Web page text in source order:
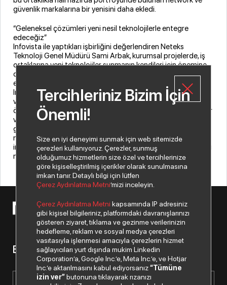
güvenlik markalarına bir yenisini daha ekledi.
“Geleneksel çözümleri yeni nesil teknolojilerle entegre
edeceğiz”
Infovista ile yaptıkları işbirliğini değerlendiren Neteks
Teknoloji Genel Müdürü Sami Arbak, kurumsal projelerde, iş
ortaklarına yeni teknolojiler sunmanın kendileri için önemine
dikkat çekti. Bu yeniliklerin kurumlarda var olan çözümlerle
entegre olabilmesinin gerekliliğine işaret eden Arbak,
InfoVista ile yapılan anlaşmanın bu alanda bir ilk olduğunu
vurguladı. Arbak konuyla ilgili ayrıca, “SDN teknolojileri
özellikle uygulama yönetimi alanında ciddi avantajlar sağlıyor
ve InfoVista çözümleri bu alanda ciddi fark yaratıyor. Artık
geleneksel yapıdaki ürün ve çözümlerin, mutlak suretle yeni
nesil teknolojilerle birleştirilerek sunulmasının gerektiğine
inandığımızdan, Infovista ile yapmış olduğumuz işbirliği, ticari
motivasyonumuza da büyük katkı sağlayacaktır dedi.
© 2026 Copyright Netex A.Ş. Tüm hakları saklıdır.
Bizden haberiniz olsun.
Tercihleriniz Bizim İçin
Önemli!
Size en iyi deneyimi sunmak için web sitemizde
çerezleri kullanıyoruz. Çerezler, sunmuş
olduğumuz hizmetlerin size özel ve tercihlerinize
göre kişiselleştirilmiş içerikler olarak sunulmasına
imkan tanır. Detaylı bilgi için lütfen
Çerez Aydınlatma Metni’mizi inceleyin.
Çerez Aydınlatma Metni kapsamında IP adresiniz
gibi kişisel bilgileriniz, platformdaki davranışlarınızı
gösteren ziyaret, tıklama ve gezinme verilerinizin
hedefleme, reklam ve sosyal medya çerezleri
vasıtasıyla işlenmesi amacıyla çerezlerin hizmet
sağlayıcıları yurt dışında mukim Linkedin
Corporation’a, Google Inc.’e, Meta Inc.’e, ve Hotjar
Inc.’e aktarılmasını kabul ediyorsanız“Tümüne
izin ver”butonuna tıklayarak rızanızı